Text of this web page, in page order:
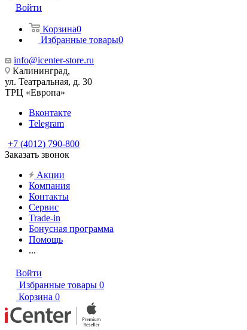
Войти
Корзина0
Избранные товары0
info@icenter-store.ru
Калининград,
ул. Театральная, д. 30
ТРЦ «Европа»
Вконтакте
Telegram
+7 (4012) 790-800
Заказать звонок
Акции
Компания
Контакты
Сервис
Trade-in
Бонусная программа
Помощь
...
Войти
Избранные товары 0
Корзина 0